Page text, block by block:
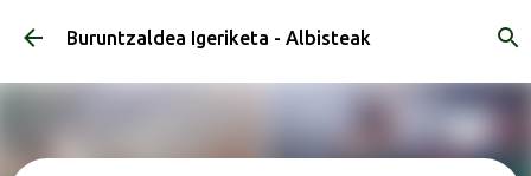
Saltatu eta joan eduki nagusira
Buruntzaldea Igeriketa - Albisteak